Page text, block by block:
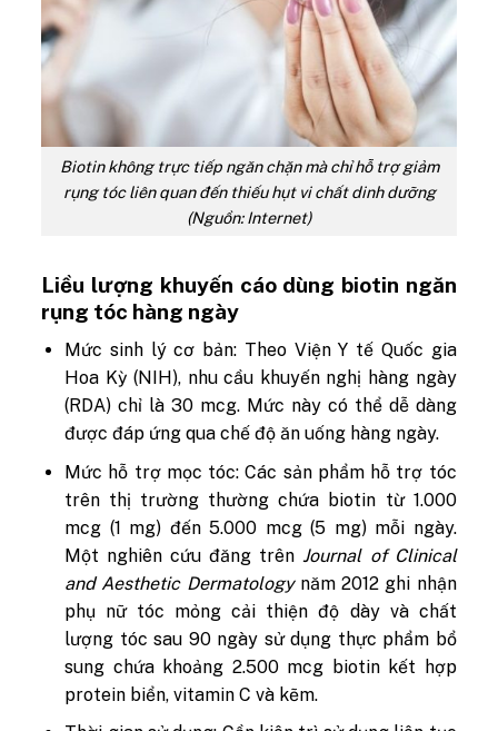
Biotin không trực tiếp ngăn chặn mà chỉ hỗ trợ giảm
rụng tóc liên quan đến thiếu hụt vi chất dinh dưỡng
(Nguồn: Internet)
Liều lượng khuyến cáo dùng biotin ngăn
rụng tóc hàng ngày
Mức sinh lý cơ bản: Theo Viện Y tế Quốc gia
Hoa Kỳ (NIH), nhu cầu khuyến nghị hàng ngày
(RDA) chỉ là 30 mcg. Mức này có thể dễ dàng
được đáp ứng qua chế độ ăn uống hàng ngày.
Mức hỗ trợ mọc tóc:Các sản phẩm hỗ trợ tóc
trên thị trường thường chứa biotin từ 1.000
mcg (1 mg) đến 5.000 mcg (5 mg) mỗi ngày.
Một nghiên cứu đăng trên Journal of Clinical
and Aesthetic Dermatologynăm 2012 ghi nhận
phụ nữ tóc mỏng cải thiện độ dày và chất
lượng tóc sau 90 ngày sử dụng thực phẩm bổ
sung chứa khoảng 2.500 mcg biotin kết hợp
protein biển, vitamin C và kẽm.